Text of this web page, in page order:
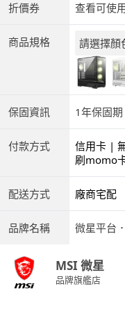
折價券 查看可使
商品規格 請選擇顏
保固資訊 1年保固期
付款方式
信用卡 |
刷momo
配送方式 廠商宅配
品牌名稱 微星平台 ．
MSI 微星
品牌旗艦店